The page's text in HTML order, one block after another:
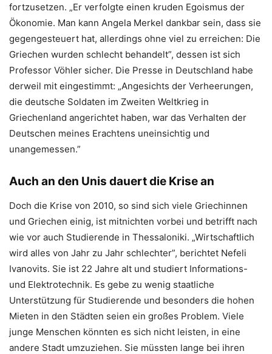
fortzusetzen. „Er verfolgte einen kruden Egoismus der
Ökonomie. Man kann Angela Merkel dankbar sein, dass sie
gegengesteuert hat, allerdings ohne viel zu erreichen: Die
Griechen wurden schlecht behandelt”, dessen ist sich
Professor Vöhler sicher. Die Presse in Deutschland habe
derweil mit eingestimmt: „Angesichts der Verheerungen,
die deutsche Soldaten im Zweiten Weltkrieg in
Griechenland angerichtet haben, war das Verhalten der
Deutschen meines Erachtens uneinsichtig und
unangemessen.”
Auch an den Unis dauert die Krise an
Doch die Krise von 2010, so sind sich viele Griechinnen
und Griechen einig, ist mitnichten vorbei und betrifft nach
wie vor auch Studierende in Thessaloniki. „Wirtschaftlich
wird alles von Jahr zu Jahr schlechter”, berichtet Nefeli
Ivanovits. Sie ist 22 Jahre alt und studiert Informations-
und Elektrotechnik. Es gebe zu wenig staatliche
Unterstützung für Studierende und besonders die hohen
Mieten in den Städten seien ein großes Problem. Viele
junge Menschen könnten es sich nicht leisten, in eine
andere Stadt umzuziehen. Sie müssten lange bei ihren